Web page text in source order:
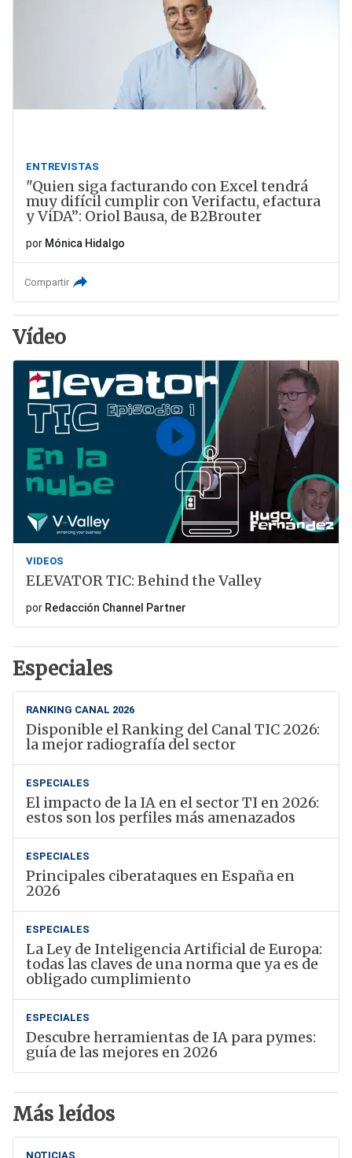
ENTREVISTAS
"Quien siga facturando con Excel tendrá
muy difícil cumplir con Verifactu, efactura
y ViDA”: Oriol Bausa, de B2Brouter
por Mónica Hidalgo
Compartir
Vídeo
VIDEOS
ELEVATOR TIC: Behind the Valley
por Redacción Channel Partner
Especiales
RANKING CANAL 2026
Disponible el Ranking del Canal TIC 2026:
la mejor radiografía del sector
ESPECIALES
El impacto de la IA en el sector TI en 2026:
estos son los perfiles más amenazados
ESPECIALES
Principales ciberataques en España en
2026
ESPECIALES
La Ley de Inteligencia Artificial de Europa:
todas las claves de una norma que ya es de
obligado cumplimiento
ESPECIALES
Descubre herramientas de IA para pymes:
guía de las mejores en 2026
Más leídos
NOTICIAS